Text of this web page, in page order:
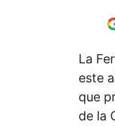
La
este
que
de la